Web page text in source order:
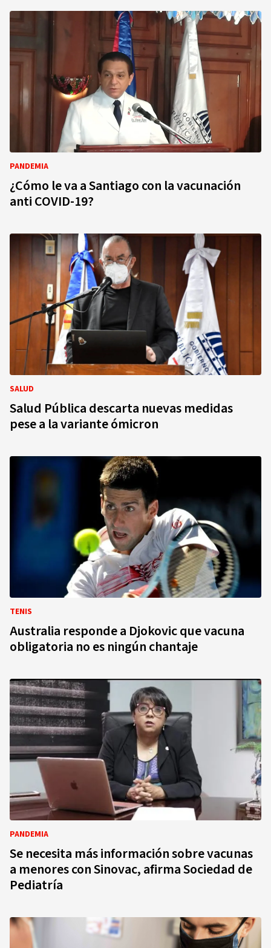
PANDEMIA
¿Cómo le va a Santiago con la vacunación
anti COVID-19?
SALUD
Salud Pública descarta nuevas medidas
pese a la variante ómicron
TENIS
Australia responde a Djokovic que vacuna
obligatoria no es ningún chantaje
PANDEMIA
Se necesita más información sobre vacunas
a menores con Sinovac, afirma Sociedad de
Pediatría